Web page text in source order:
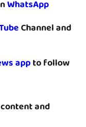
WhatsApp
Channel and
appto follow
and